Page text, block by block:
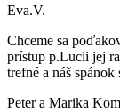
Eva.V.
Chceme sa
prístup p.Lucii jej
trefné a náš
Peter a Marika